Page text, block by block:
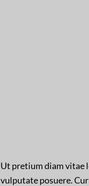
Ut pretium diam vitae
vulputate posuere.